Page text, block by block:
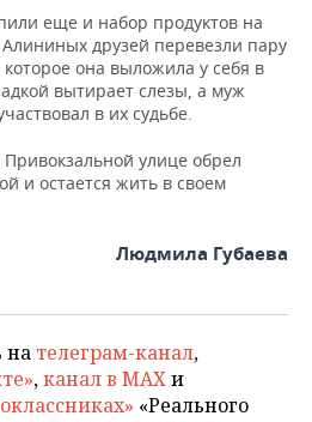
еще и набор продуктов на
друзей перевезли пару
она выложила у себя в
вытирает слезы, а муж
в их судьбе.
улице обрел
и остается жить в своем
Людмила Губаева
на телеграм-канал,
,канал в MAXи
«Реального